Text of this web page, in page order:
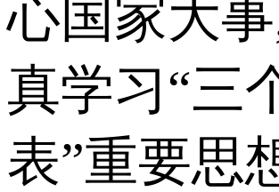
心国家大
真学习“三
表”重要思